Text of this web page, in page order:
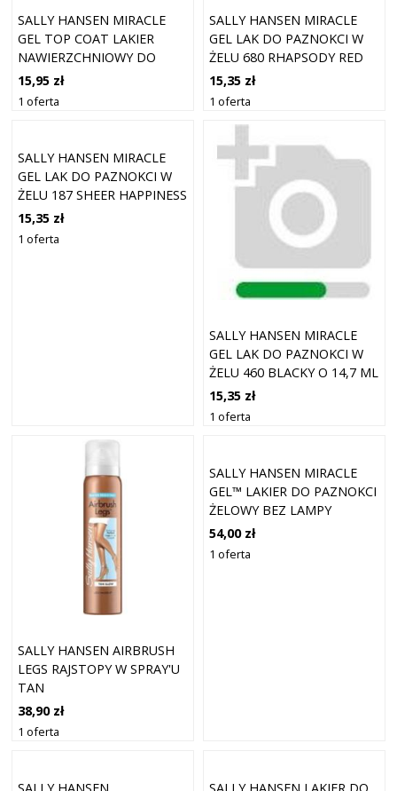
SALLY HANSEN MIRACLE
GEL TOP COAT LAKIER
NAWIERZCHNIOWY DO
PAZNOKCI MATTE 14,7 ML
15,95 zł
1 oferta
SALLY HANSEN MIRACLE
GEL LAK DO PAZNOKCI W
ŻELU 680 RHAPSODY RED
14,7 ML
15,35 zł
1 oferta
SALLY HANSEN MIRACLE
GEL LAK DO PAZNOKCI W
ŻELU 187 SHEER HAPPINESS
14,7 ML
15,35 zł
1 oferta
SALLY HANSEN MIRACLE
GEL LAK DO PAZNOKCI W
ŻELU 460 BLACKY O 14,7 ML
15,35 zł
1 oferta
SALLY HANSEN AIRBRUSH
LEGS RAJSTOPY W SPRAY'U
TAN
38,90 zł
1 oferta
SALLY HANSEN MIRACLE
GEL™ LAKIER DO PAZNOKCI
ŻELOWY BEZ LAMPY
UV/LED KOLOR 573 HYP-
NAUTICAL 14,7 ML
54,00 zł
1 oferta